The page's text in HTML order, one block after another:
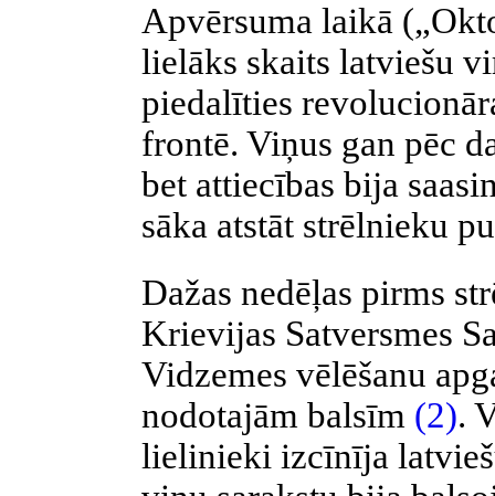
Apvērsuma laikā
lielāks skaits latviešu
piedalīties
frontē. Viņus gan pēc
bet attiecības bija
sāka atstāt strēlnieku
Dažas nedēļas pirms
Krievijas Satversmes
Vidzemes vēlēšanu
nodotajām balsīm (2).
lielinieki izcīnīja